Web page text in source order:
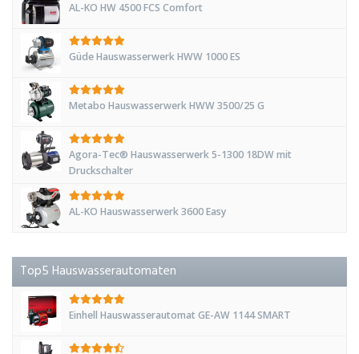
AL-KO HW 4500 FCS Comfort
Güde Hauswasserwerk HWW 1000 ES
Metabo Hauswasserwerk HWW 3500/25 G
Agora-Tec® Hauswasserwerk 5-1300 18DW mit
Druckschalter
AL-KO Hauswasserwerk 3600 Easy
Top5 Hauswasserautomaten
Einhell Hauswasserautomat GE-AW 1144 SMART